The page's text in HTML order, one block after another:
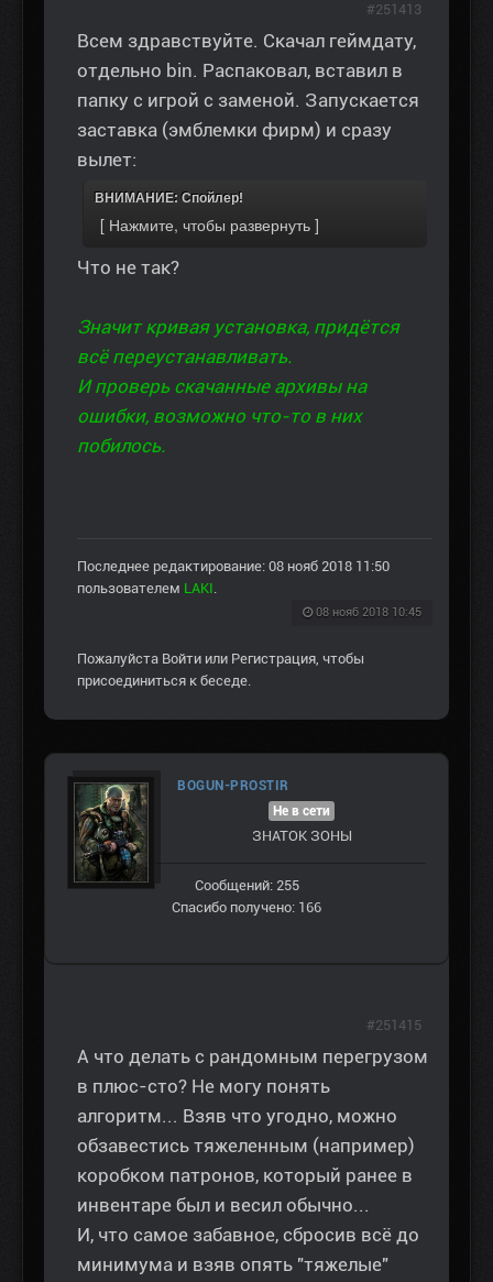
Всем здравствуйте. Скачал геймдату,
отдельно bin. Распаковал, вставил в
папку с игрой с заменой. Запускается
заставка (эмблемки фирм) и сразу
вылет:
ВНИМАНИЕ: Спойлер!
Что не так?
Значит кривая установка, придётся
всё переустанавливать.
И проверь скачанные архивы на
ошибки, возможно что-то в них
побилось.
Последнее редактирование: 08 нояб 2018 11:50
пользователем LAKI.
08 нояб 2018 10:45
#251413
Пожалуйста Войти или Регистрация, чтобы
присоединиться к беседе.
BOGUN-PROSTIR
Не в сети
ЗНАТОК ЗОНЫ
Сообщений: 255
Спасибо получено: 166
А что делать с рандомным перегрузом
в плюс-сто? Не могу понять
алгоритм... Взяв что угодно, можно
обзавестись тяжеленным (например)
коробком патронов, который ранее в
инвентаре был и весил обычно...
И, что самое забавное, сбросив всё до
минимума и взяв опять "тяжелые"
#251415